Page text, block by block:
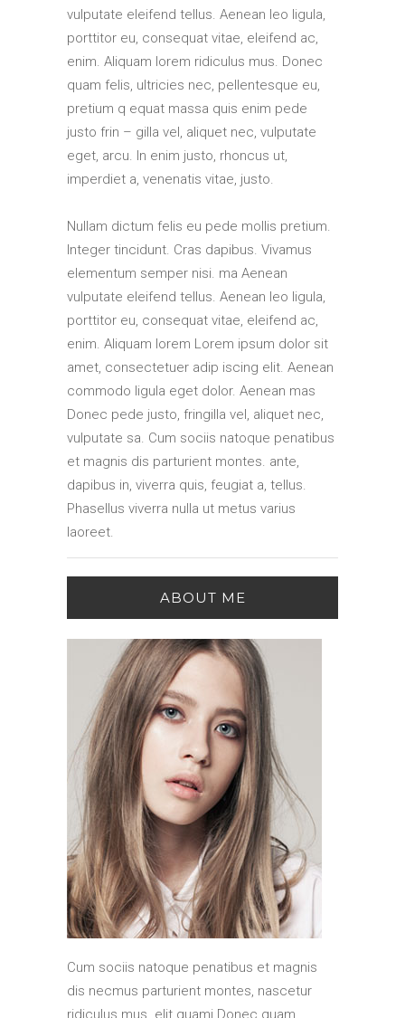
vulputate eleifend tellus. Aenean leo ligula,
porttitor eu, consequat vitae, eleifend ac,
enim. Aliquam lorem ridiculus mus. Donec
quam felis, ultricies nec, pellentesque eu,
pretium q equat massa quis enim pede
justo frin – gilla vel, aliquet nec, vulputate
eget, arcu. In enim justo, rhoncus ut,
imperdiet a, venenatis vitae, justo.
Nullam dictum felis eu pede mollis pretium.
Integer tincidunt. Cras dapibus. Vivamus
elementum semper nisi. ma Aenean
vulputate eleifend tellus. Aenean leo ligula,
porttitor eu, consequat vitae, eleifend ac,
enim. Aliquam lorem Lorem ipsum dolor sit
amet, consectetuer adip iscing elit. Aenean
commodo ligula eget dolor. Aenean mas
Donec pede justo, fringilla vel, aliquet nec,
vulputate sa. Cum sociis natoque penatibus
et magnis dis parturient montes. ante,
dapibus in, viverra quis, feugiat a, tellus.
Phasellus viverra nulla ut metus varius
laoreet.
ABOUT ME
Cum sociis natoque penatibus et magnis
dis necmus parturient montes, nascetur
ridiculus mus. elit quami Donec quam